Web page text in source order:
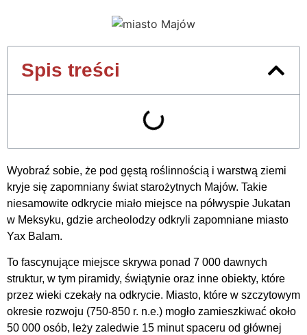
Spis treści
Wyobraź sobie, że pod gęstą roślinnością i warstwą ziemi
kryje się zapomniany świat starożytnych Majów. Takie
niesamowite odkrycie miało miejsce na półwyspie Jukatan
w Meksyku, gdzie archeolodzy odkryli zapomniane miasto
Yax Balam.
To fascynujące miejsce skrywa ponad 7 000 dawnych
struktur, w tym piramidy, świątynie oraz inne obiekty, które
przez wieki czekały na odkrycie. Miasto, które w szczytowym
okresie rozwoju (750-850 r. n.e.) mogło zamieszkiwać około
50 000 osób, leży zaledwie 15 minut spaceru od głównej